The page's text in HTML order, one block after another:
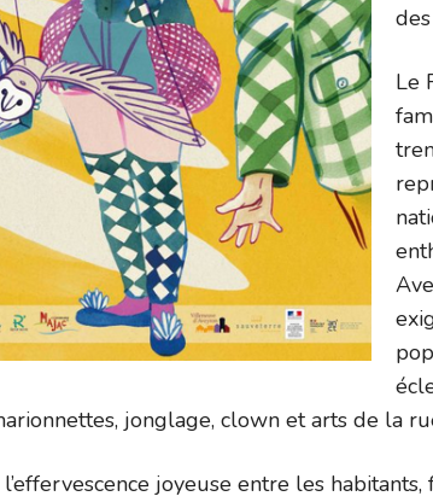
Le
jonglage, clown et arts de la
joyeuse entre les